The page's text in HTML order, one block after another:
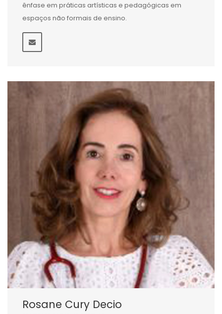
ênfase em práticas artísticas e pedagógicas em
espaços não formais de ensino.
Rosane Cury Decio